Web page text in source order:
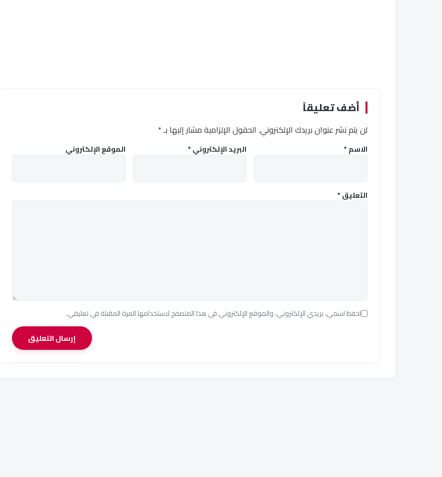
أضف تعليقاً
لن يتم نشر عنوان بريدك الإلكتروني. الحقول الإلزامية مشار إليها بـ*
الاسم* البريد الإلكتروني* الموقع الإلكتروني
التعليق*
احفظ اسمي، بريدي الإلكتروني، والموقع الإلكتروني في هذا المتصفح لاستخدامها المرة المقبلة في تعليقي.
إرسال التعليق